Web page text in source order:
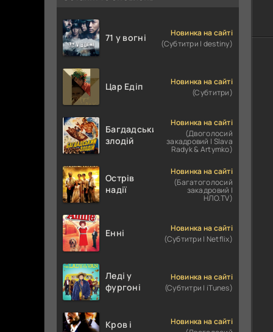
71 у вогні
Новинка на сайті
(Субтитри | destiny)
Цар Едіп
Новинка на сайті
(Субтитри)
Багдадський
злодій
Новинка на сайті
(Двоголосий
закадровий | Slava
Radyk & Artymko)
Острів
надії
Новинка на сайті
(Багатоголосий
закадровий |
НЛО.TV)
Енні
Новинка на сайті
(Субтитри | Netflix)
Леді у
фургоні
Новинка на сайті
(Субтитри | iTunes)
Кров і
Новинка на сайті